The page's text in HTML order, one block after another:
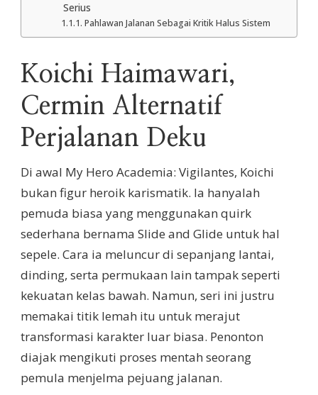
Serius
Pahlawan Jalanan Sebagai Kritik Halus Sistem
Koichi Haimawari,
Cermin Alternatif
Perjalanan Deku
Di awal My Hero Academia: Vigilantes, Koichi
bukan figur heroik karismatik. Ia hanyalah
pemuda biasa yang menggunakan quirk
sederhana bernama Slide and Glide untuk hal
sepele. Cara ia meluncur di sepanjang lantai,
dinding, serta permukaan lain tampak seperti
kekuatan kelas bawah. Namun, seri ini justru
memakai titik lemah itu untuk merajut
transformasi karakter luar biasa. Penonton
diajak mengikuti proses mentah seorang
pemula menjelma pejuang jalanan.